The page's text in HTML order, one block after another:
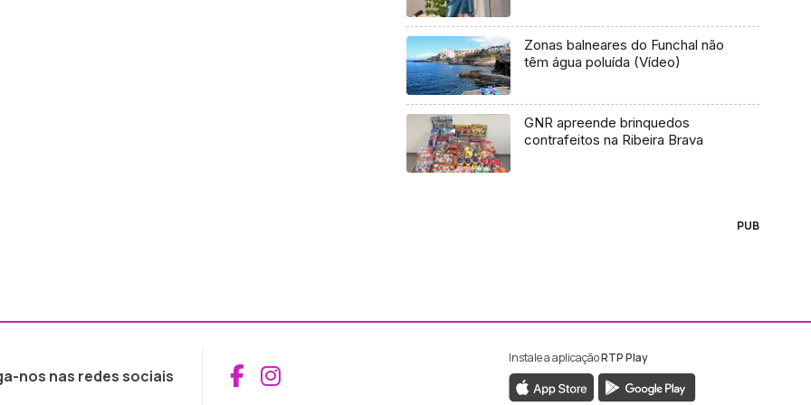
Zonas balneares do Funchal não
têm água poluída (Vídeo)
GNR apreende brinquedos
contrafeitos na Ribeira Brava
PUB
nos nas redes sociais Aceder ao Facebook da RTP Madeira
Aceder ao Instagram da RTP Madeira
Instale a aplicaçãoRTP Play